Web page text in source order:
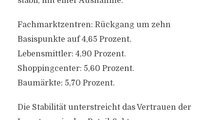
Fachmarktzentren: Rückgang um zehn
Basispunkte auf 4,65 Prozent.
Lebensmittler: 4,90 Prozent.
Shoppingcenter: 5,60 Prozent.
Baumärkte: 5,70 Prozent.
Die Stabilität unterstreicht das Vertrauen der